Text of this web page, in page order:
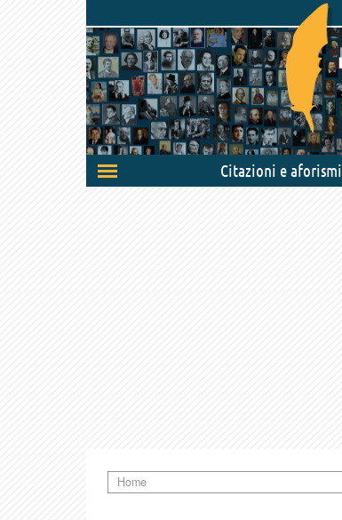
Attiva/disattiva
navigazione
Citazioni e aforismi
Home